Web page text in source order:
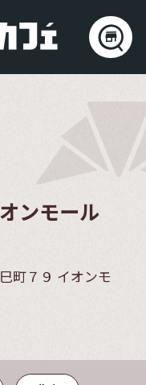
ンモール
町７９ イオンモ